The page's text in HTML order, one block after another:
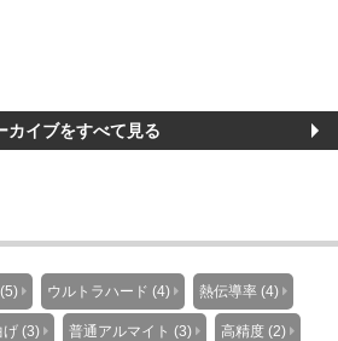
カイブをすべて見る
ウルトラハード (4) 熱伝導率 (4)
げ (3) 普通アルマイト (3) 高精度 (2)